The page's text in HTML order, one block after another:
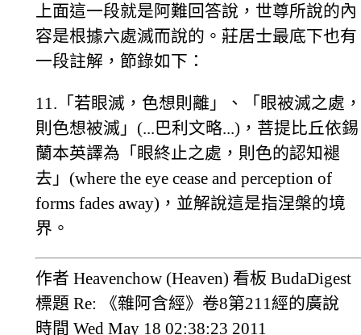
上面這一段就是阿難回答說，世尊所說的內
容是根據六處滅而說的。莊居士最底下也有
一段註解，節錄如下：
11.「若眼滅，色想則離」、「眼被滅之處，
則色想被滅」(...巴利文略...)，菩提比丘依錫
蘭本英譯為「眼終止之處，則色的認知褪
去」(where the eye cease and perception of
forms fades away)，並解說這是指涅槃的境
界。
作者 Heavenchow (Heaven) 看板 BudaDigest
標題 Re: 《雜阿含經》卷8第211經的廣說
時間 Wed May 18 02:38:23 2011